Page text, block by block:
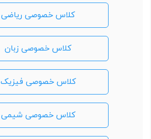
کلاس خصوصی ریاضی
کلاس خصوصی زبان
کلاس خصوصی فیزیک
کلاس خصوصی شیمی